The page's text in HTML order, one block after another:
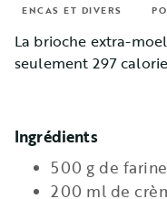
ENCAS ET DIVERS
La brioche extra-
seulement 297
Ingrédients
500 g de
200 ml de